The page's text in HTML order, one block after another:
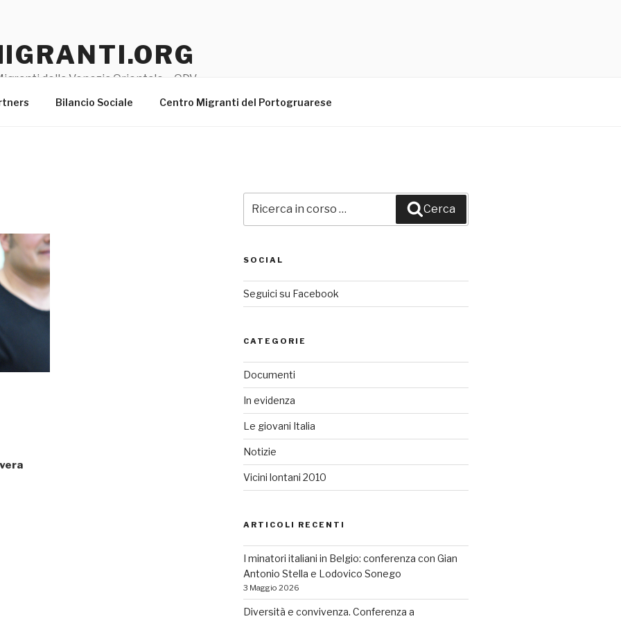
della Venezia Orientale – ODV
Bilancio Sociale Centro Migranti del Portogruarese
Cerca
SOCIAL
Seguici su Facebook
CATEGORIE
Documenti
In evidenza
Le giovani Italia
Notizie
Vicini lontani 2010
ARTICOLI RECENTI
I minatori italiani in Belgio: conferenza con Gian
Antonio Stella e Lodovico Sonego
3 Maggio 2026
Diversità e convivenza. Conferenza a